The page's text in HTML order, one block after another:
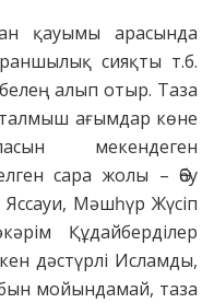
қауымы арасында
сияқты т.б.
алып отыр. Таза
ағымдар көне
мекендеген
сара жолы – Әбу
Мәшһүр Жүсіп
Құдайберділер
дәстүрлі Исламды,
мойындамай, таза